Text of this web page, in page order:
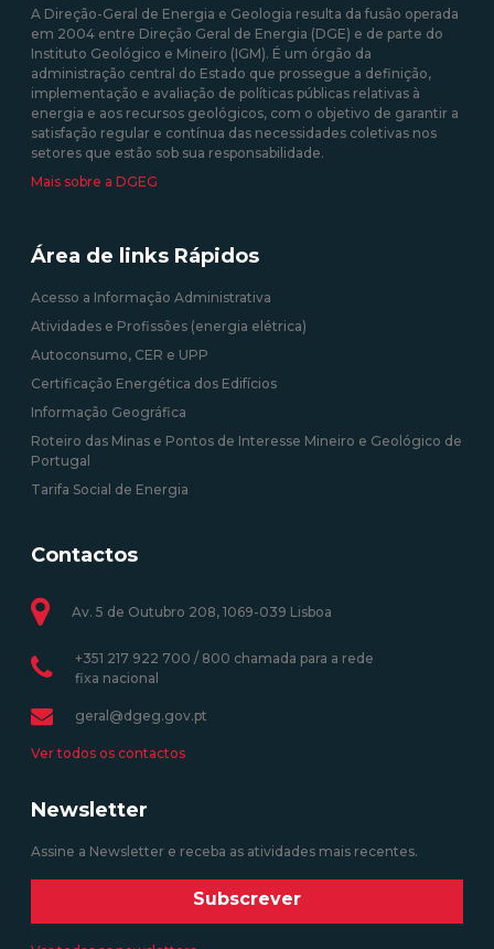
09/09/2020 12:00:00
10/08/2020 12:00:00
A Direção-Geral de Energia e Geologia resulta da fusão operada
em 2004 entre Direção Geral de Energia (DGE) e de parte do
Instituto Geológico e Mineiro (IGM). É um órgão da
administração central do Estado que prossegue a definição,
implementação e avaliação de políticas públicas relativas à
energia e aos recursos geológicos, com o objetivo de garantir a
satisfação regular e contínua das necessidades coletivas nos
setores que estão sob sua responsabilidade.
Mais sobre a DGEG
Área de links Rápidos
Acesso a Informação Administrativa
Atividades e Profissões (energia elétrica)
Autoconsumo, CER e UPP
Certificação Energética dos Edifícios
Informação Geográfica
Roteiro das Minas e Pontos de Interesse Mineiro e Geológico de
Portugal
Tarifa Social de Energia
Contactos
Av. 5 de Outubro 208, 1069-039 Lisboa
+351 217 922 700 / 800 chamada para a rede
fixa nacional
geral@dgeg.gov.pt
Ver todos os contactos
Newsletter
Assine a Newsletter e receba as atividades mais recentes.
Subscrever